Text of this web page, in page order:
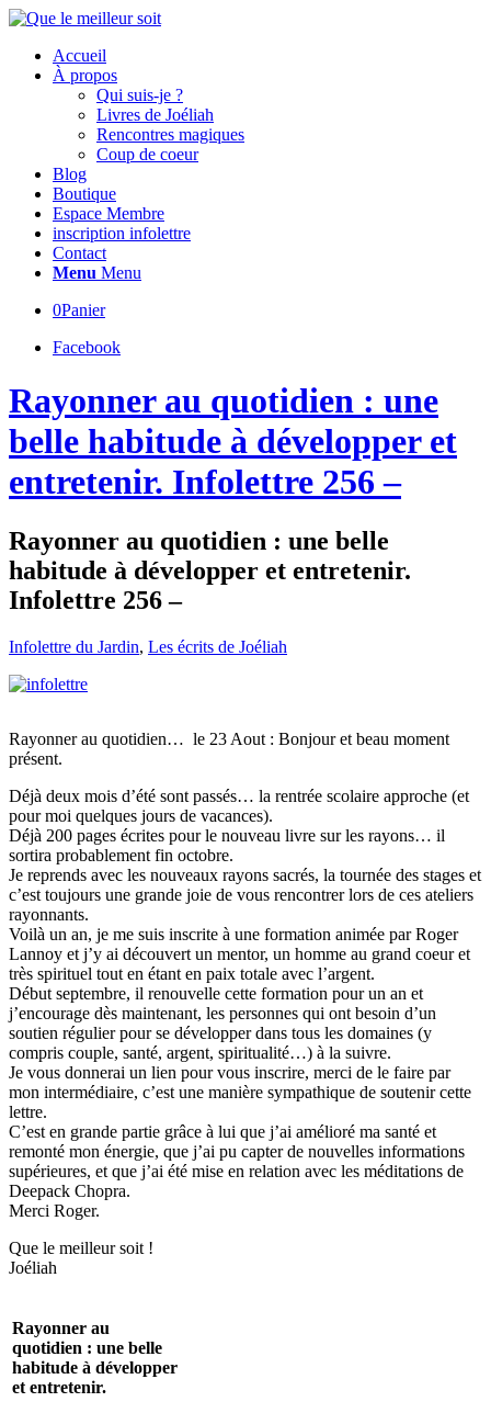
Accueil
À propos
Qui suis-je ?
Livres de Joéliah
Rencontres magiques
Coup de coeur
Blog
Boutique
Espace Membre
inscription infolettre
Contact
Menu Menu
0Panier
Facebook
Rayonner au quotidien : une
belle habitude à développer et
entretenir. Infolettre 256 –
Rayonner au quotidien : une belle
habitude à développer et entretenir.
Infolettre 256 –
Infolettre du Jardin, Les écrits de Joéliah
Rayonner au quotidien… le 23 Aout : Bonjour et beau moment
présent.
Déjà deux mois d’été sont passés… la rentrée scolaire approche (et
pour moi quelques jours de vacances).
Déjà 200 pages écrites pour le nouveau livre sur les rayons… il
sortira probablement fin octobre.
Je reprends avec les nouveaux rayons sacrés, la tournée des stages et
c’est toujours une grande joie de vous rencontrer lors de ces ateliers
rayonnants.
Voilà un an, je me suis inscrite à une formation animée par Roger
Lannoy et j’y ai découvert un mentor, un homme au grand coeur et
très spirituel tout en étant en paix totale avec l’argent.
Début septembre, il renouvelle cette formation pour un an et
j’encourage dès maintenant, les personnes qui ont besoin d’un
soutien régulier pour se développer dans tous les domaines (y
compris couple, santé, argent, spiritualité…) à la suivre.
Je vous donnerai un lien pour vous inscrire, merci de le faire par
mon intermédiaire, c’est une manière sympathique de soutenir cette
lettre.
C’est en grande partie grâce à lui que j’ai amélioré ma santé et
remonté mon énergie, que j’ai pu capter de nouvelles informations
supérieures, et que j’ai été mise en relation avec les méditations de
Deepack Chopra.
Merci Roger.
Que le meilleur soit !
Joéliah
Rayonner au
quotidien : une belle
habitude à développer
et entretenir.